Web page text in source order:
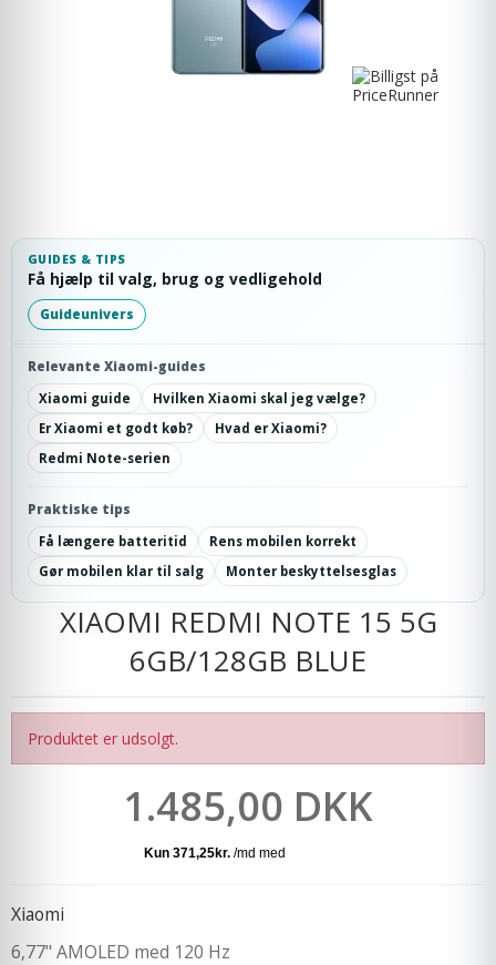
GUIDES & TIPS
Få hjælp til valg, brug og vedligehold
Guideunivers
Relevante Xiaomi-guides
Xiaomi guide
Hvilken Xiaomi skal jeg vælge?
Er Xiaomi et godt køb?
Hvad er Xiaomi?
Redmi Note-serien
Praktiske tips
Få længere batteritid
Rens mobilen korrekt
Gør mobilen klar til salg
Monter beskyttelsesglas
XIAOMI REDMI NOTE 15 5G
6GB/128GB BLUE
Produktet er udsolgt.
1.485,00 DKK
Xiaomi
6,77" AMOLED med 120 Hz